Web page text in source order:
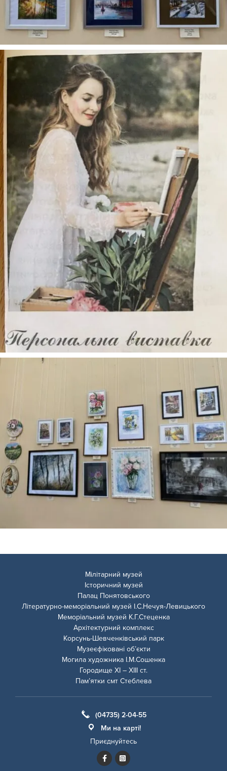
Мілітарний музей
Історичний музей
Палац Понятовського
Літературно-меморіальний музей І.С.Нечуя-Левицького
Меморіальний музей К.Г.Стеценка
Архітектурний комплекс
Корсунь-Шевченківський парк
Музеєфіковані об’єкти
Могила художника І.М.Сошенка
Городище ХІ – ХІІІ ст.
Пам’ятки смт Стеблева
(04735) 2-04-55
Ми на карті!
Приєднуйтесь